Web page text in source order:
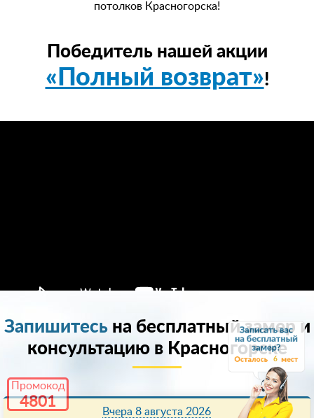
6
Промокод
4801
потолков Красногорска!
Победитель нашей акции
«Полный возврат»!
Запишитесьна бесплатный замер и
консультацию в Красногорске
Вчера 8 августа 2026